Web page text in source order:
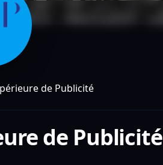
de Publicité
de Publicité